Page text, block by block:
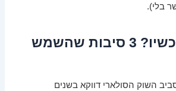
בלי).
למה דווקא עכשיו? 3 סיבות שהשמש
השוק הסולארי דווקא בשנים